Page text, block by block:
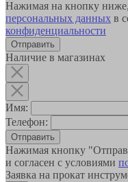
Нажимая на кнопку
персональных данных в
конфиденциальности
Наличие в магазинах
Имя:
Телефон:
Отправить
Нажимая кнопку
и согласен с условиями
Заявка на прокат